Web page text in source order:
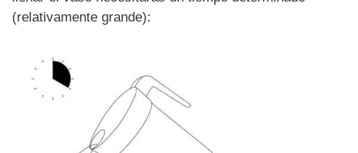
(relativamente grande):